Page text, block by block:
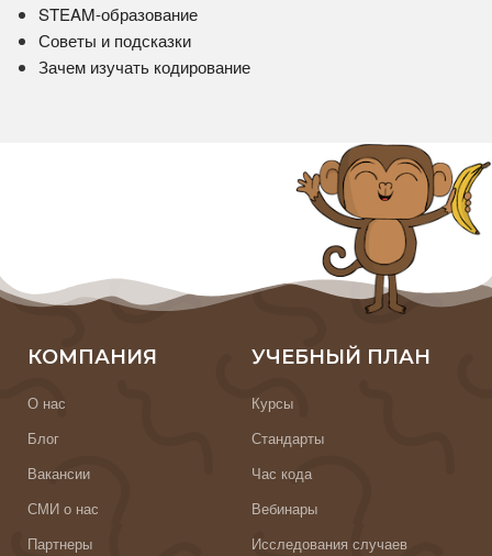
STEAM-образование
Советы и подсказки
Зачем изучать кодирование
КОМПАНИЯ
О нас
Блог
Вакансии
СМИ о нас
Партнеры
УЧЕБНЫЙ ПЛАН
Курсы
Стандарты
Час кода
Вебинары
Исследования случаев